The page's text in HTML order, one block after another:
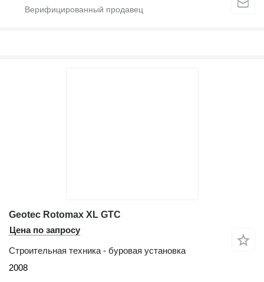
Geotec Rotomax XL GTC
Цена по запросу
Строительная техника - буровая установка
2008